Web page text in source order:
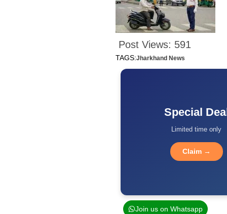
Post Views: 591
TAGS:Jharkhand News
Special
Limited time only
Claim →
Join us on Whatsapp